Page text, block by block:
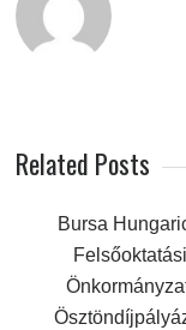
Related Posts
Bursa
Felsőoktatási